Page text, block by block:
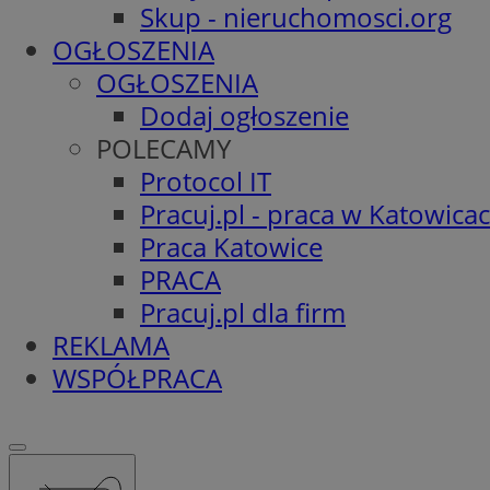
Skup - nieruchomosci.org
OGŁOSZENIA
OGŁOSZENIA
Dodaj ogłoszenie
POLECAMY
Protocol IT
Pracuj.pl - praca w
Praca Katowice
PRACA
Pracuj.pl dla firm
REKLAMA
WSPÓŁPRACA